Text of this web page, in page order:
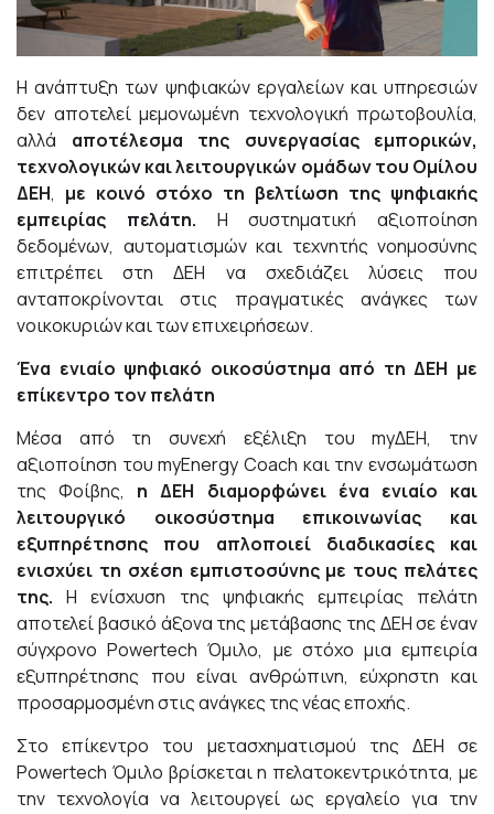
Η ανάπτυξη των ψηφιακών εργαλείων και υπηρεσιών
δεν αποτελεί μεμονωμένη τεχνολογική πρωτοβουλία,
αλλά αποτέλεσμα της συνεργασίας εμπορικών,
τεχνολογικών και λειτουργικών ομάδων του Ομίλου
ΔΕΗ, με κοινό στόχο τη βελτίωση της ψηφιακής
εμπειρίας πελάτη. Η συστηματική αξιοποίηση
δεδομένων, αυτοματισμών και τεχνητής νοημοσύνης
επιτρέπει στη ΔΕΗ να σχεδιάζει λύσεις που
ανταποκρίνονται στις πραγματικές ανάγκες των
νοικοκυριών και των επιχειρήσεων.
Ένα ενιαίο ψηφιακό οικοσύστημα από τη ΔΕΗ με
επίκεντρο τον πελάτη
Μέσα από τη συνεχή εξέλιξη του myΔΕΗ, την
αξιοποίηση του myEnergy Coach και την ενσωμάτωση
της Φοίβης, η ΔΕΗ διαμορφώνει ένα ενιαίο και
λειτουργικό οικοσύστημα επικοινωνίας και
εξυπηρέτησης που απλοποιεί διαδικασίες και
ενισχύει τη σχέση εμπιστοσύνης με τους πελάτες
της. Η ενίσχυση της ψηφιακής εμπειρίας πελάτη
αποτελεί βασικό άξονα της μετάβασης της ΔΕΗ σε έναν
σύγχρονο Powertech Όμιλο, με στόχο μια εμπειρία
εξυπηρέτησης που είναι ανθρώπινη, εύχρηστη και
προσαρμοσμένη στις ανάγκες της νέας εποχής.
Στο επίκεντρο του μετασχηματισμού της ΔΕΗ σε
Powertech Όμιλο βρίσκεται η πελατοκεντρικότητα, με
την τεχνολογία να λειτουργεί ως εργαλείο για την